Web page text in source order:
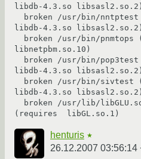
libdb-4.3.so libsasl2.so.2)
libdb-4.3.so libsasl2.so.2)
libnetpbm.so.10)
libdb-4.3.so libsasl2.so.2)
libdb-4.3.so libsasl2.so.2)
(requires  libGL.so.1)
henturis ★
26.12.2007 03:56:14